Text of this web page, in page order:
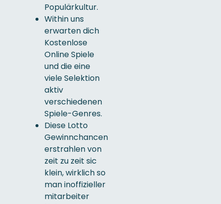
Populärkultur.
Within uns
erwarten dich
Kostenlose
Online Spiele
und die eine
viele Selektion
aktiv
verschiedenen
Spiele-Genres.
Diese Lotto
Gewinnchancen
erstrahlen von
zeit zu zeit sic
klein, wirklich so
man inoffizieller
mitarbeiter